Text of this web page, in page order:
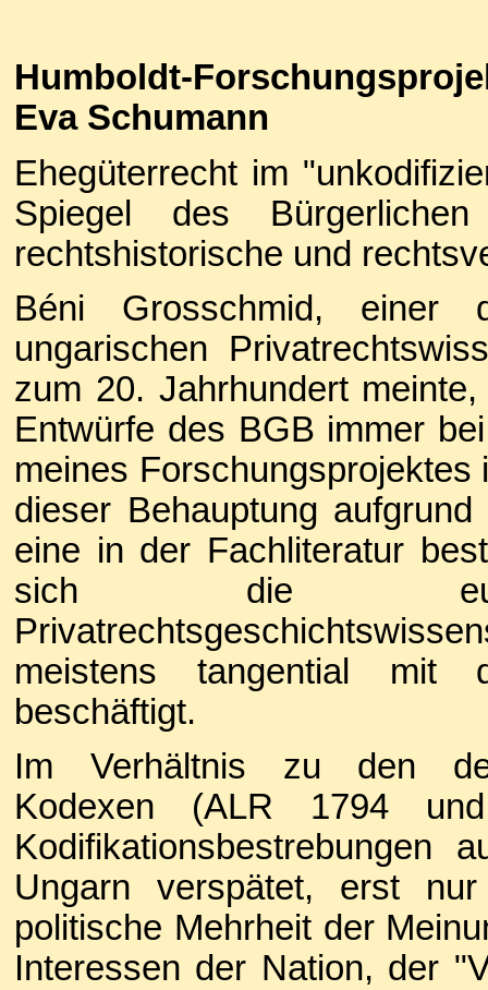
Humboldt-
Eva Schumann
Ehegüterrecht im
Spiegel des
rechtshistorische und
Béni Grosschmid, einer
ungarischen
zum 20. Jahrhundert
Entwürfe des BGB immer
meines
dieser Behauptung
eine in der Fachliteratur
sich die
meistens tangential mit
beschäftigt.
Im Verhältnis zu den
Kodexen (ALR 1794
Ungarn verspätet, erst
politische Mehrheit der
Interessen der Nation, der